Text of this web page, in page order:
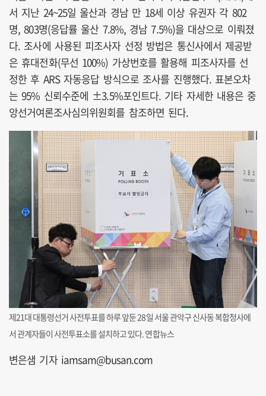
서 지난 24~25일 울산과 경남 만 18세 이상 유권자 각 802
명, 803명(응답률 울산 7.8%, 경남 7.5%)을 대상으로 이뤄졌
다. 조사에 사용된 피조사자 선정 방법은 통신사에서 제공받
은 휴대전화(무선 100%) 가상번호를 활용해 피조사자를 선
정한 후 ARS 자동응답 방식으로 조사를 진행했다. 표본오차
는 95% 신뢰수준에 ±3.5%포인트다. 기타 자세한 내용은 중
앙선거여론조사심의위원회를 참조하면 된다.
제21대 대통령선거 사전투표를 하루 앞둔 28일 서울 관악구 신사동 복합청사에
서 관계자들이 사전투표소를 설치하고 있다. 연합뉴스
변은샘 기자 iamsam@busan.com